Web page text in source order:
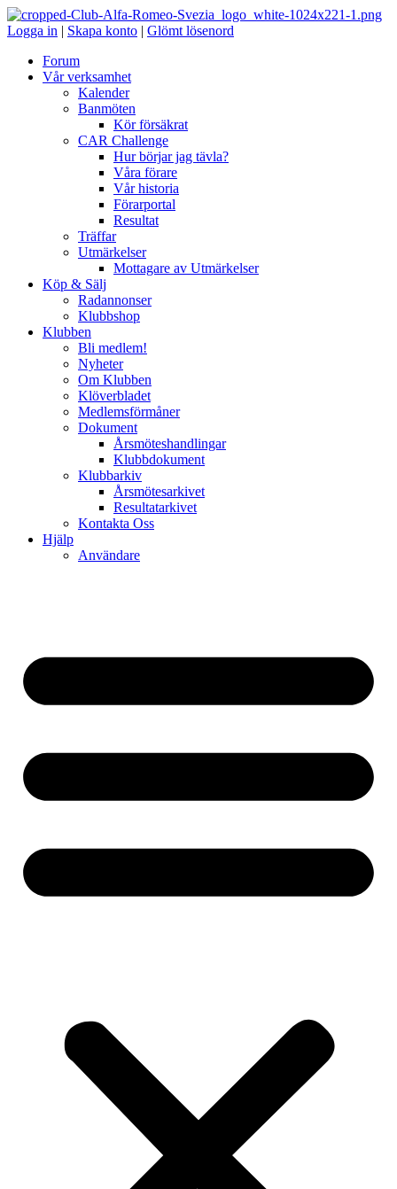
Logga in | Skapa konto | Glömt lösenord
Forum
Vår verksamhet
Kalender
Banmöten
Kör försäkrat
CAR Challenge
Hur börjar jag tävla?
Våra förare
Vår historia
Förarportal
Resultat
Träffar
Utmärkelser
Mottagare av Utmärkelser
Köp & Sälj
Radannonser
Klubbshop
Klubben
Bli medlem!
Nyheter
Om Klubben
Klöverbladet
Medlemsförmåner
Dokument
Årsmöteshandlingar
Klubbdokument
Klubbarkiv
Årsmötesarkivet
Resultatarkivet
Kontakta Oss
Hjälp
Användare